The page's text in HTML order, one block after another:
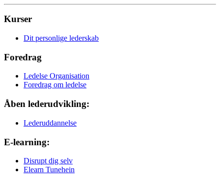
Kurser
Dit personlige lederskab
Foredrag
Ledelse Organisation
Foredrag om ledelse
Åben lederudvikling:
Lederuddannelse
E-learning:
Disrupt dig selv
Elearn Tunehein